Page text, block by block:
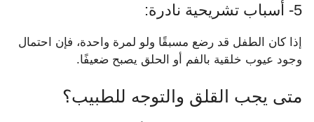
5- أسباب تشريحية نادرة:
إذا كان الطفل قد رضع مسبقًا ولو لمرة واحدة، فإن احتمال
وجود عيوب خلقية بالفم أو الحلق يصبح ضعيفًا.
متى يجب القلق والتوجه للطبيب؟